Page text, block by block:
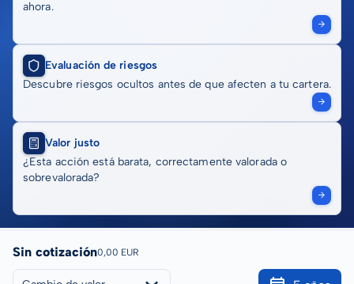
ahora.
Evaluación de riesgos
Descubre riesgos ocultos antes de que afecten a tu cartera.
Valor justo
¿Esta acción está barata, correctamente valorada o
sobrevalorada?
Sin cotización0,00 EUR